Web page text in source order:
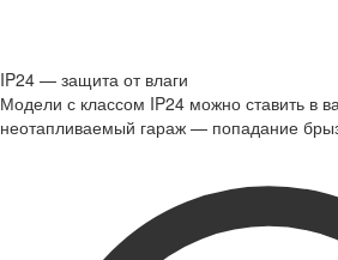
IP24 — защита от влаги
Модели с классом IP24 можно ставить в
неотапливаемый гараж — попадание